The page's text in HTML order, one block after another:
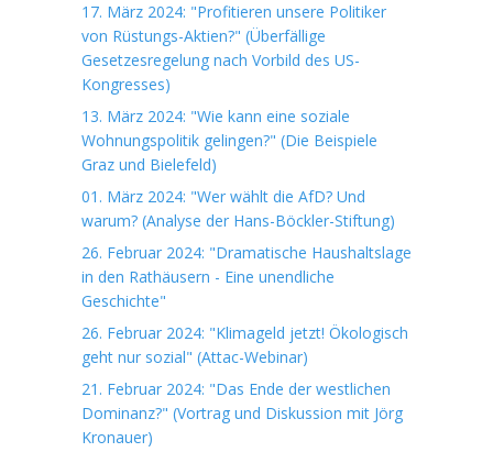
17. März 2024: "Profitieren unsere Politiker
von Rüstungs-Aktien?" (Überfällige
Gesetzesregelung nach Vorbild des US-
Kongresses)
13. März 2024: "Wie kann eine soziale
Wohnungspolitik gelingen?" (Die Beispiele
Graz und Bielefeld)
01. März 2024: "Wer wählt die AfD? Und
warum? (Analyse der Hans-Böckler-Stiftung)
26. Februar 2024: "Dramatische Haushaltslage
in den Rathäusern - Eine unendliche
Geschichte"
26. Februar 2024: "Klimageld jetzt! Ökologisch
geht nur sozial" (Attac-Webinar)
21. Februar 2024: "Das Ende der westlichen
Dominanz?" (Vortrag und Diskussion mit Jörg
Kronauer)